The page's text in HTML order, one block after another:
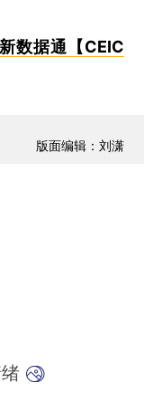
数据通【CEIC
版面编辑：刘潇